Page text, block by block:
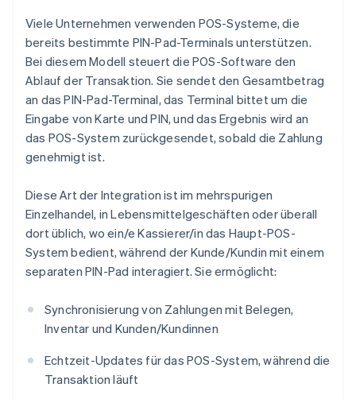
Viele Unternehmen verwenden POS-Systeme, die
bereits bestimmte PIN-Pad-Terminals unterstützen.
Bei diesem Modell steuert die POS-Software den
Ablauf der Transaktion. Sie sendet den Gesamtbetrag
an das PIN-Pad-Terminal, das Terminal bittet um die
Eingabe von Karte und PIN, und das Ergebnis wird an
das POS-System zurückgesendet, sobald die Zahlung
genehmigt ist.
Diese Art der Integration ist im mehrspurigen
Einzelhandel, in Lebensmittelgeschäften oder überall
dort üblich, wo ein/e Kassierer/in das Haupt-POS-
System bedient, während der Kunde/Kundin mit einem
separaten PIN-Pad interagiert. Sie ermöglicht:
Synchronisierung von Zahlungen mit Belegen,
Inventar und Kunden/Kundinnen
Echtzeit-Updates für das POS-System, während die
Transaktion läuft